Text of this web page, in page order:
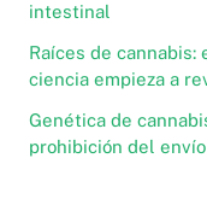
intestinal
Raíces de
ciencia empieza a
Genética de
prohibición del